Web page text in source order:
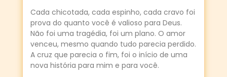
Cada chicotada, cada espinho, cada cravo foi
prova do quanto você é valioso para Deus.
Não foi uma tragédia, foi um plano. O amor
venceu, mesmo quando tudo parecia perdido.
A cruz que parecia o fim, foi o início de uma
nova história para mim e para você.